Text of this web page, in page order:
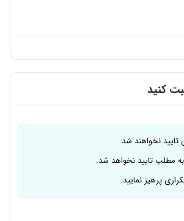
کنید
تایید نخواهند شد.
به مطلب تایید نخواهد شد.
پرهیز نمایید.